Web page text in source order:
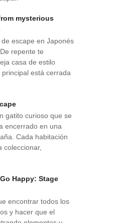
mysterious
de escape en Japonés
repente te
casa de estilo
está cerrada
gatito curioso que se
encerrado en una
Cada habitación
coleccionar,
Happy: Stage
encontrar todos los
y hacer que el